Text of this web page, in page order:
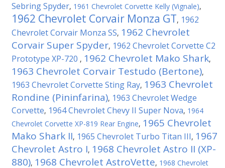
Sebring Spyder, 1961 Chevrolet Corvette Kelly (Vignale),
1962 Chevrolet Corvair Monza GT, 1962
Chevrolet Corvair Monza SS, 1962 Chevrolet
Corvair Super Spyder, 1962 Chevrolet Corvette C2
Prototype XP-720 , 1962 Chevrolet Mako Shark,
1963 Chevrolet Corvair Testudo (Bertone),
1963 Chevrolet Corvette Sting Ray, 1963 Chevrolet
Rondine (Pininfarina), 1963 Chevrolet Wedge
Corvette, 1964 Chevrolet Chevy II Super Nova, 1964
Chevrolet Corvette XP-819 Rear Engine, 1965 Chevrolet
Mako Shark II, 1965 Chevrolet Turbo Titan III, 1967
Chevrolet Astro I, 1968 Chevrolet Astro II (XP-
880), 1968 Chevrolet AstroVette, 1968 Chevrolet